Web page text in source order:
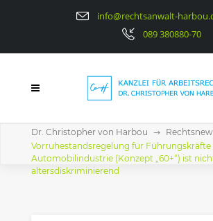
info@rechtsanwalt-
089 380880-70
Dr. Christopher von Harbou
Vorruhestandsregelung für Führungskräfte
Automobilindustrie (Konzept „60+“) ist
altersdiskriminierend